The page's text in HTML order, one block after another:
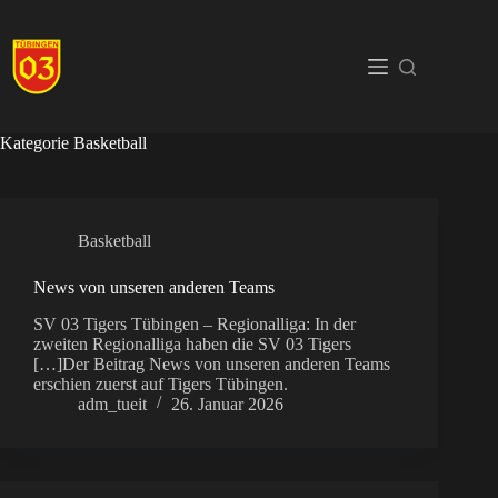
springen
Kategorie Basketball
Basketball
News von unseren anderen Teams
SV 03 Tigers Tübingen – Regionalliga: In der
zweiten Regionalliga haben die SV 03 Tigers
[…]Der Beitrag News von unseren anderen Teams
erschien zuerst auf Tigers Tübingen.
adm_tueit
26. Januar 2026